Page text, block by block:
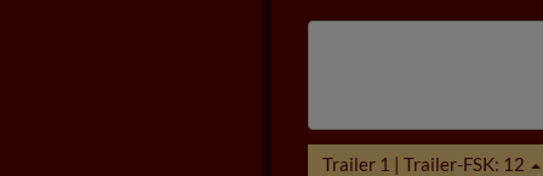
Trailer 1 | Trailer-FSK: 12